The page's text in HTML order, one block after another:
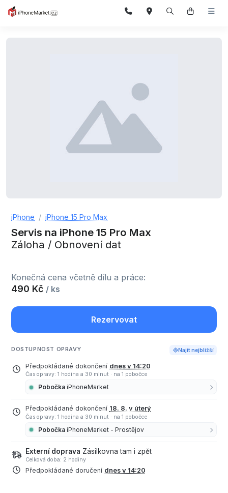
iPhone iPhone 15 Pro Max
Servis na iPhone 15 Pro Max
Záloha / Obnovení dat
Konečná cena včetně dílu a práce:
490 Kč / ks
Rezervovat
DOSTUPNOST OPRAVY Najít nejbližší
Předpokládané dokončení dnes v 14:20
Čas opravy: 1 hodina a 30 minut · na 1 pobočce
Pobočka iPhoneMarket
Předpokládané dokončení 18. 8. v úterý
Čas opravy: 1 hodina a 30 minut · na 1 pobočce
Pobočka iPhoneMarket - Prostějov
Externí doprava Zásilkovna tam i zpět
Celková doba: 2 hodiny
Předpokládané doručení dnes v 14:20